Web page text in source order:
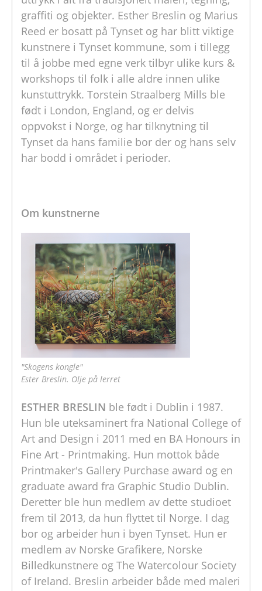
graffiti og objekter. Esther Breslin og Marius
Reed er bosatt på Tynset og har blitt viktige
kunstnere i Tynset kommune, som i tillegg
til å jobbe med egne verk tilbyr ulike kurs &
workshops til folk i alle aldre innen ulike
kunstuttrykk. Torstein Straalberg Mills ble
født i London, England, og er delvis
oppvokst i Norge, og har tilknytning til
Tynset da hans familie bor der og hans selv
har bodd i området i perioder.
Om kunstnerne
"Skogens kongle"
Ester Breslin. Olje på lerret
ESTHER BRESLIN ble født i Dublin i 1987.
Hun ble uteksaminert fra National College of
Art and Design i 2011 med en BA Honours in
Fine Art - Printmaking. Hun mottok både
Printmaker's Gallery Purchase award og en
graduate award fra Graphic Studio Dublin.
Deretter ble hun medlem av dette studioet
frem til 2013, da hun flyttet til Norge. I dag
bor og arbeider hun i byen Tynset. Hun er
medlem av Norske Grafikere, Norske
Billedkunstnere og The Watercolour Society
of Ireland. Breslin arbeider både med maleri